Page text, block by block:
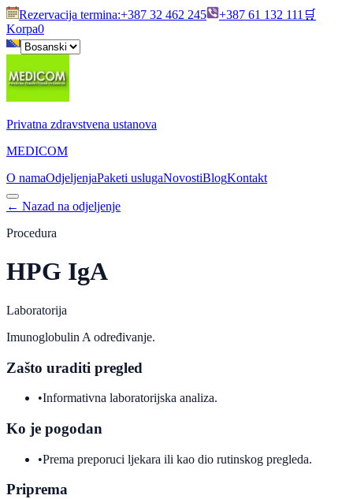
Rezervacija termina:+387 32 462 245 +387 61 132 111 🛒
Korpa0
Privatna zdravstvena ustanova
MEDICOM
O namaOdjeljenjaPaketi uslugaNovostiBlogKontakt
← Nazad na odjeljenje
Procedura
HPG IgA
Laboratorija
Imunoglobulin A određivanje.
Zašto uraditi pregled
•Informativna laboratorijska analiza.
Ko je pogodan
•Prema preporuci ljekara ili kao dio rutinskog pregleda.
Priprema